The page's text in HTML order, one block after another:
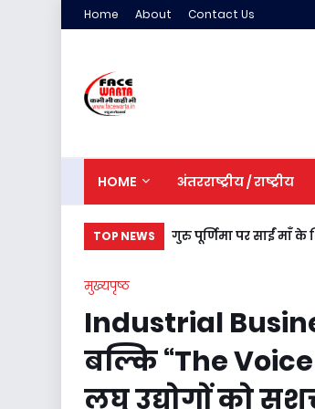
Home About Contact Us
HOME अंतरराष्ट्रीय / राष्ट्रीय
TOP NEWS गुरु पूर्णिमा पर साईं
प्रथम स्नातक बैच को
मुख्यपृष्ठ
Industrial
बल्कि “The
लघु उद्योगों को